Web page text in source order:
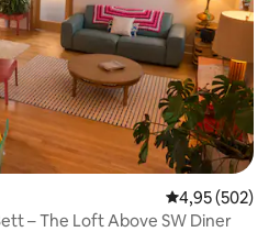
4,95 (502)
– The Loft Above SW Diner